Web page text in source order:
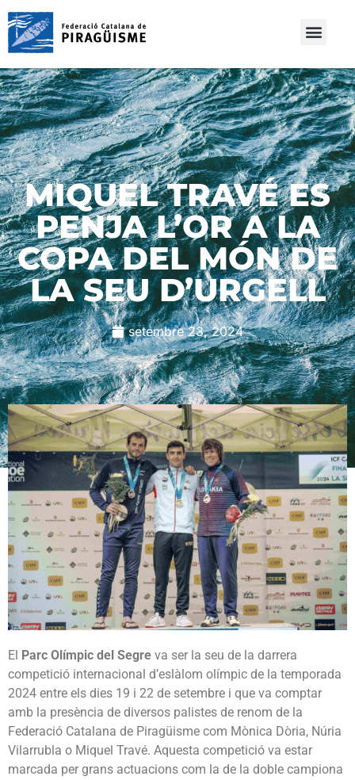
MIQUEL TRAVÉ ES
PENJA L’OR A LA
COPA DEL MÓN DE
LA SEU D’URGELL
setembre 23, 2024
El Parc Olímpic del Segre va ser la seu de la darrera
competició internacional d’eslàlom olímpic de la temporada
2024 entre els dies 19 i 22 de setembre i que va comptar
amb la presència de diversos palistes de renom de la
Federació Catalana de Piragüisme com Mònica Dòria, Núria
Vilarrubla o Miquel Travé. Aquesta competició va estar
marcada per grans actuacions com la de la doble campiona